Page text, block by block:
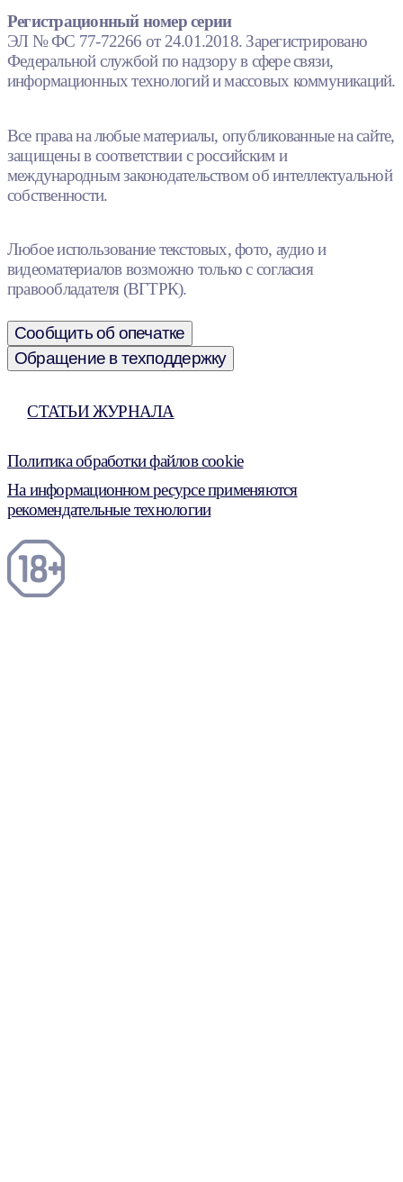
Регистрационный номер серии
ЭЛ № ФС 77-72266 от 24.01.2018. Зарегистрировано
Федеральной службой по надзору в сфере связи,
информационных технологий и массовых коммуникаций.
Все права на любые материалы, опубликованные на сайте,
защищены в соответствии с российским и
международным законодательством об интеллектуальной
собственности.
Любое использование текстовых, фото, аудио и
видеоматериалов возможно только с согласия
правообладателя (ВГТРК).
Сообщить об опечатке
Обращение в техподдержку
СТАТЬИ ЖУРНАЛА
Политика обработки файлов cookie
На информационном ресурсе применяются
рекомендательные технологии